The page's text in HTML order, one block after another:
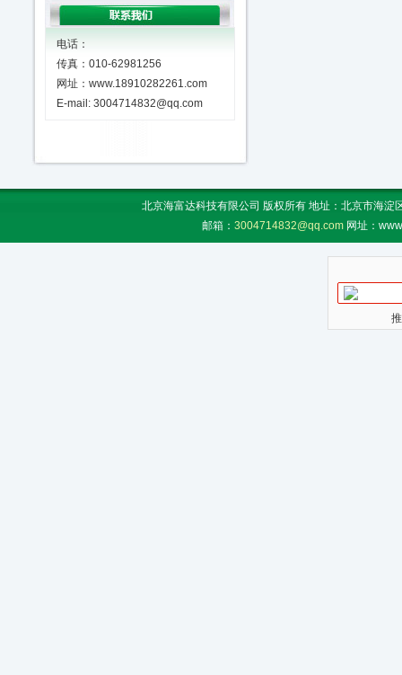
电话：
传真：010-62981256
网址：www.18910282261.com
E-mail: 3004714832@qq.com
北京海富达科技有限公司 版权所有 地址：北京市海
邮箱： 3004714832@qq.com 网址：